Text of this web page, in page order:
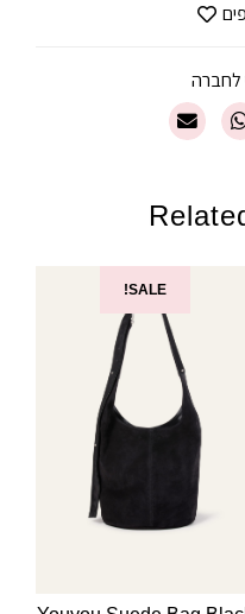
לחברה
SALE!